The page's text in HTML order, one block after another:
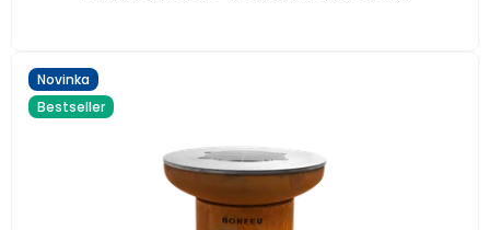
Novinka
Bestseller